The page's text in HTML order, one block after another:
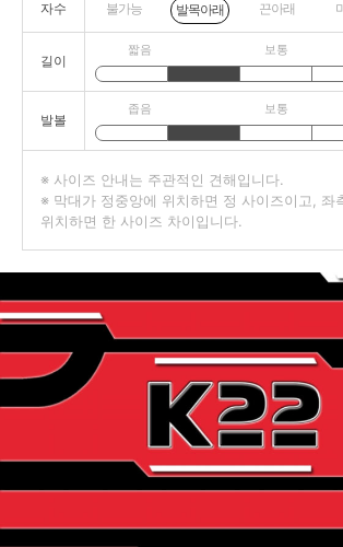
자수 불가능 발목아래 끈아래
길이
짧음 보통
발볼
좁음 보통
※ 사이즈 안내는 주관적인 견해입니다.
※ 막대가 정중앙에 위치하면 정 사이즈이고, 좌
위치하면 한 사이즈 차이입니다.